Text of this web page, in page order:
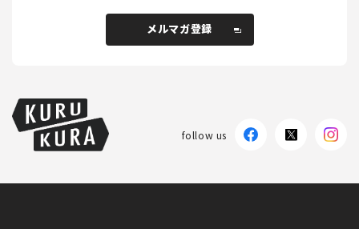
メルマガ登録
follow us